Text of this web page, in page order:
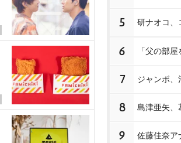
5 研ナオコ、
6 「父の部
7 ジャンボ、
8 島津亜矢、
9 佐藤佳奈ア